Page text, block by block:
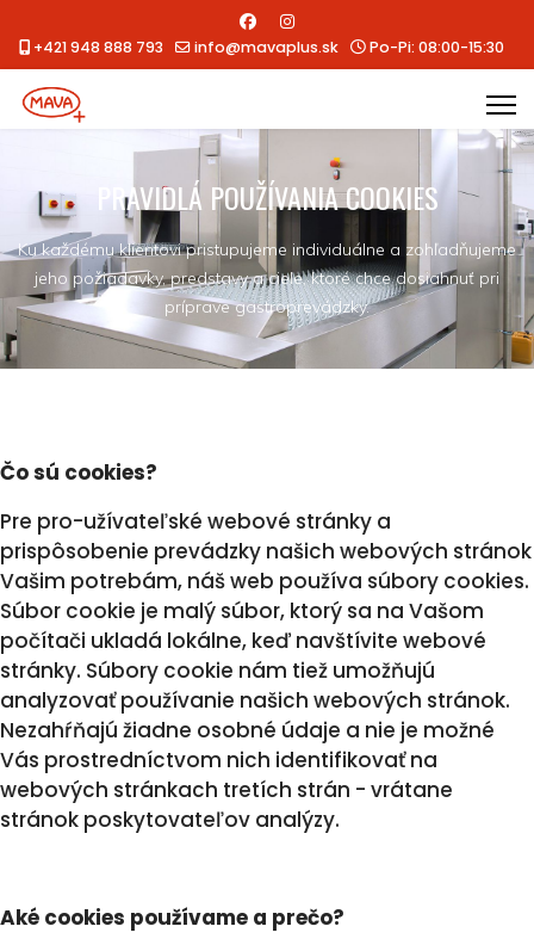
+421 948 888 793 info@mavaplus.sk Po-Pi: 08:00-15:30
PRAVIDLÁ POUŽÍVANIA COOKIES
Ku každému klientovi pristupujeme individuálne a zohľadňujeme
jeho požiadavky, predstavy a ciele, ktoré chce dosiahnuť pri
príprave gastroprevádzky.
Čo sú cookies?
Pre pro-užívateľské webové stránky a
prispôsobenie prevádzky našich webových stránok
Vašim potrebám, náš web používa súbory cookies.
Súbor cookie je malý súbor, ktorý sa na Vašom
počítači ukladá lokálne, keď navštívite webové
stránky. Súbory cookie nám tiež umožňujú
analyzovať používanie našich webových stránok.
Nezahŕňajú žiadne osobné údaje a nie je možné
Vás prostredníctvom nich identifikovať na
webových stránkach tretích strán - vrátane
stránok poskytovateľov analýzy.
Aké cookies používame a prečo?